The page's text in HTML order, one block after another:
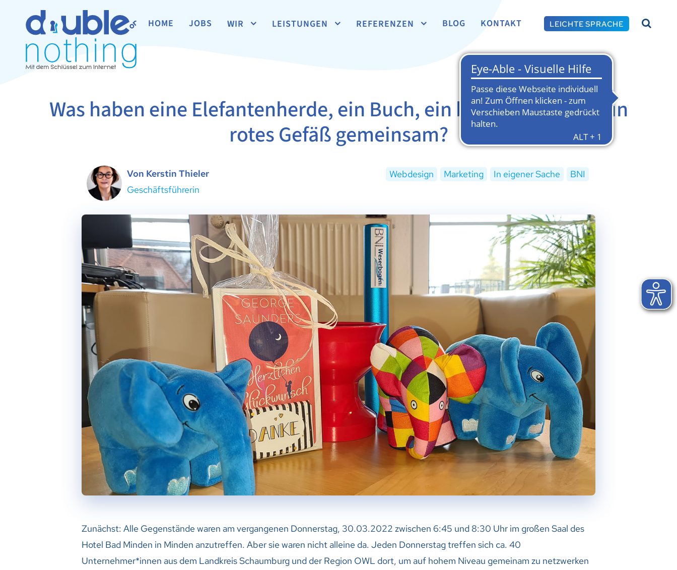
HOME JOBS WIR LEISTUNGEN REFERENZEN BLOG KONTAKT LEICHTE SPRACHE
Was haben eine Elefantenherde, ein Buch, ein blauer Stab und ein
rotes Gefäß gemeinsam?
Von Kerstin Thieler
Geschäftsführerin
BNI
In eigener Sache
Marketing
Webdesign
Zunächst: Alle Gegenstände waren am vergangenen Donnerstag, 30.03.2022 zwischen 6:45 und 8:30 Uhr im großen Saal des
Hotel Bad Minden in Minden anzutreffen. Aber sie waren nicht alleine da. Jeden Donnerstag treffen sich ca. 40
Unternehmer*innen aus dem Landkreis Schaumburg und der Region OWL dort, um auf hohem Niveau gemeinam zu netzwerken